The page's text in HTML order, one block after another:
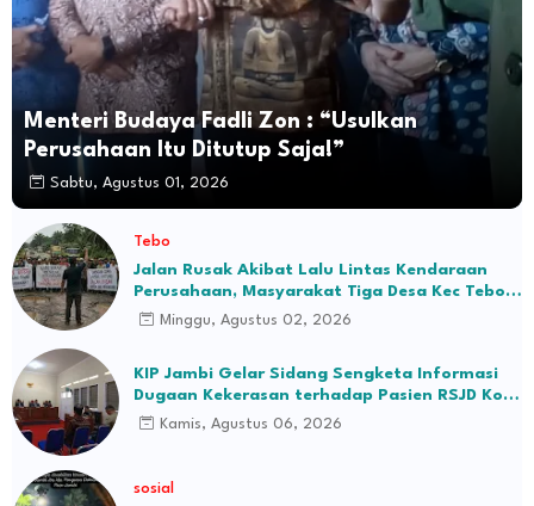
Menteri Budaya Fadli Zon : “Usulkan
Perusahaan Itu Ditutup Saja!”
Sabtu, Agustus 01, 2026
Tebo
Jalan Rusak Akibat Lalu Lintas Kendaraan
Perusahaan, Masyarakat Tiga Desa Kec Tebo
Ilir Bakal Blokade Jalan
Minggu, Agustus 02, 2026
KIP Jambi Gelar Sidang Sengketa Informasi
Dugaan Kekerasan terhadap Pasien RSJD Kol.
H.M.Syukur Jambi
Kamis, Agustus 06, 2026
sosial